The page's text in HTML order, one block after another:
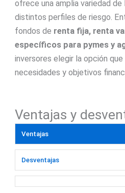
ofrece una amplia variedad de
distintos perfiles de riesgo.
fondos de renta fija, renta
específicos para pymes y
inversores elegir la opción
necesidades y objetivos
Ventajas y
Ventajas
Desventajas